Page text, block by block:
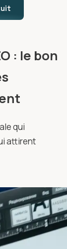
: le bon
qui
attirent